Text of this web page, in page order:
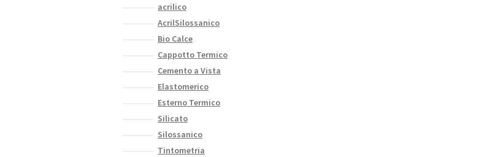
acrilico
AcrilSilossanico
Bio Calce
Cappotto Termico
Cemento a Vista
Elastomerico
Esterno Termico
Silicato
Silossanico
Tintometria